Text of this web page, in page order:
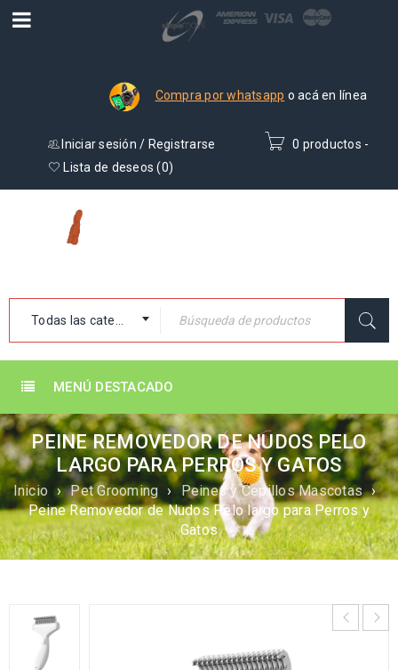
Compra por whatsapp o acá en línea
0 productos -
Iniciar sesión / Registrarse
Lista de deseos (0)
Todas las categorías
MENÚ DESTACADO
PEINE REMOVEDOR DE NUDOS PELO
LARGO PARA PERROS Y GATOS
Inicio › Pet Grooming › Peines y Cepillos Mascotas ›
Peine Removedor de Nudos Pelo largo para Perros y
Gatos